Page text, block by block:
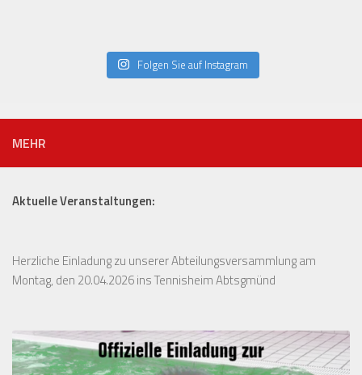
Folgen Sie auf Instagram
MEHR
Aktuelle Veranstaltungen:
Herzliche Einladung zu unserer Abteilungsversammlung am
Montag, den 20.04.2026 ins Tennisheim Abtsgmünd